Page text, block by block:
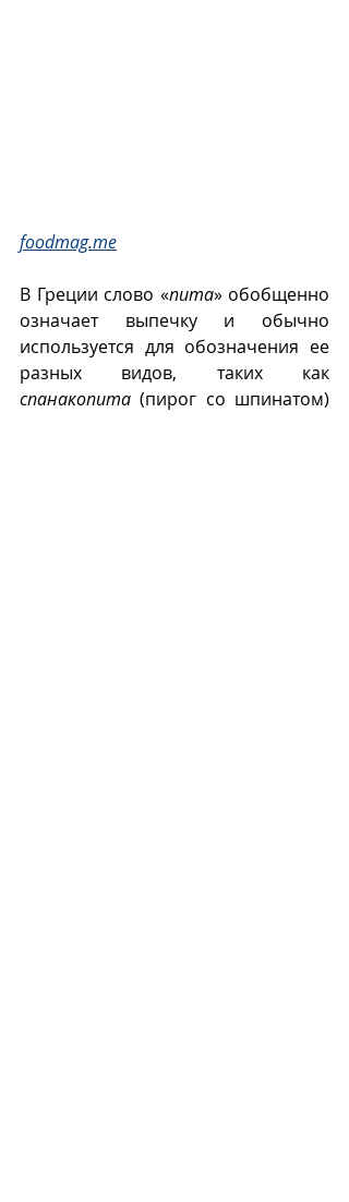
foodmag.me
В Греции слово «пита» обобщенно
означает выпечку и обычно
используется для обозначения ее
спанакопита (пирог со шпинатом)